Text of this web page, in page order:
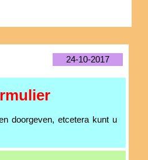
24-10-2017
doorgeven, etcetera kunt u